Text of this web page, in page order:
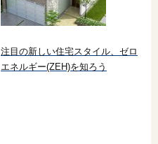
注目の新しい住宅スタイル、ゼロ
エネルギー(ZEH)を知ろう